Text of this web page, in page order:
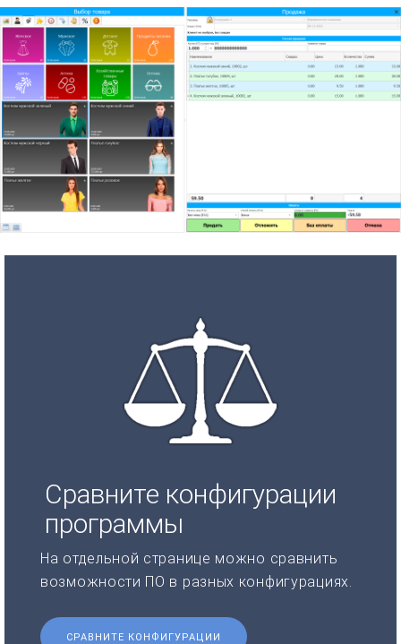
Сравните конфигурации
программы
На отдельной странице можно сравнить
возможности ПО в разных конфигурациях.
СРАВНИТЕ КОНФИГУРАЦИИ